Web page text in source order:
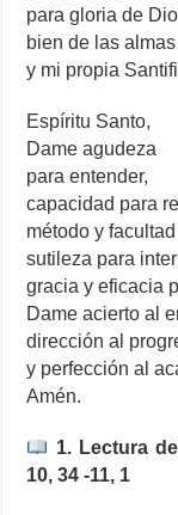
para gloria de
bien de las almas
y mi propia
Espíritu Santo,
Dame agudeza
para entender,
capacidad para
método y
sutileza para
gracia y eficacia
Dame acierto al
dirección al
y perfección al
Amén.
1. Lectura
10, 34 -11, 1